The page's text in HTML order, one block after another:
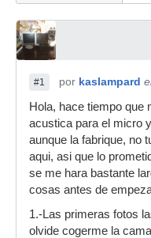
#1 por kaslampard
Hola, hace tiempo que
acustica para el micro
aunque la fabrique, no
aqui, asi que lo
se me hara bastante
cosas antes de
1.-Las primeras fotos
olvide cogerme la